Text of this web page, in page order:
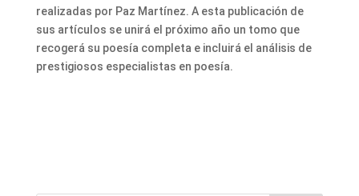
realizadas por Paz Martínez. A esta publicación de
sus artículos se unirá el próximo año un tomo que
recogerá su poesía completa e incluirá el análisis de
prestigiosos especialistas en poesía.